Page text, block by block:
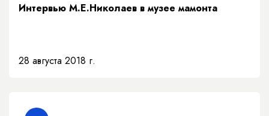
Интервью М.Е.Николаев в музее мамонта
28 августа 2018 г.